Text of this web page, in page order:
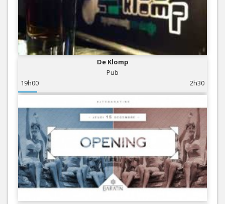
De Klomp
Pub
19h00
2h30